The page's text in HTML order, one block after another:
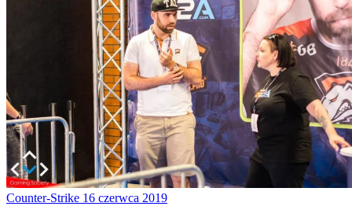
Counter-Strike 16 czerwca 2019